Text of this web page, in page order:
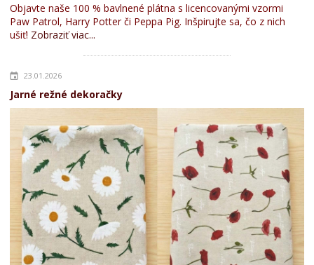
Objavte naše 100 % bavlnené plátna s licencovanými vzormi
Paw Patrol, Harry Potter či Peppa Pig. Inšpirujte sa, čo z nich
ušiť! Zobraziť viac...
23.01.2026
Jarné režné dekoračky